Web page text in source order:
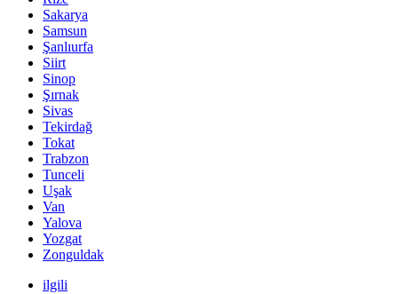
Sakarya
Samsun
Şanlıurfa
Siirt
Sinop
Şırnak
Sivas
Tekirdağ
Tokat
Trabzon
Tunceli
Uşak
Van
Yalova
Yozgat
Zonguldak
ilgili